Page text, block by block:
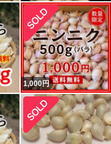
1,000円